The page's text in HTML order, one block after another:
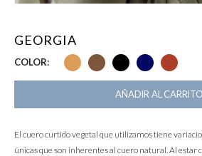
GEORGIA
COLOR
AÑADIR AL CARRITO
El cuero curtido vegetal que utilizamos tiene
únicas que son inherentes al cuero natural. Al estar